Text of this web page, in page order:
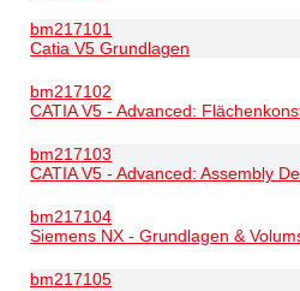
bm217101
Catia V5 Grundlagen
bm217102
CATIA V5 - Advanced:
bm217103
CATIA V5 - Advanced: Assembly
bm217104
Siemens NX - Grundlagen &
bm217105